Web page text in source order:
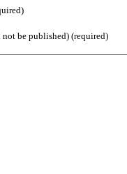
be published) (required)